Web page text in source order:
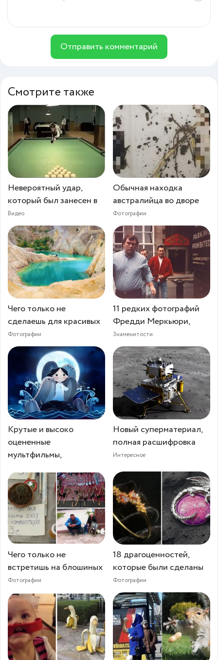
Отправить комментарий
Смотрите также
Невероятный удар,
который был занесен в
Видео
Обычная находка
австралийца во дворе
Фотографии
Чего только не
сделаешь для красивых
Фотографии
11 редких фотографий
Фредди Меркьюри,
Знаменитости
Крутые и высоко
оцененные
мультфильмы,
Новый суперматериал,
полная расшифровка
Интересное
Чего только не
встретишь на блошиных
Фотографии
18 драгоценностей,
которые были сделаны
Фотографии